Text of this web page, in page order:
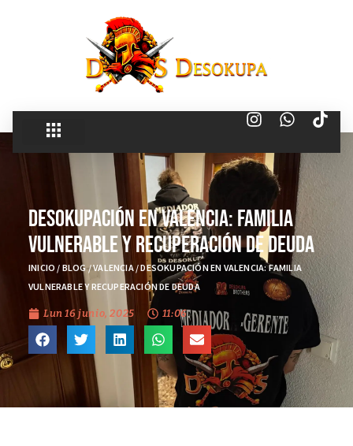
Desokupación en Valencia: Familia
Vulnerable y recuperación de deuda
INICIO / BLOG/VALENCIA/DESOKUPACIÓN EN VALENCIA: FAMILIA
VULNERABLE Y RECUPERACIÓN DE DEUDA
Lun 16 junio, 2025 11:06